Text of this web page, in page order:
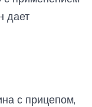
дает
с прицепом,